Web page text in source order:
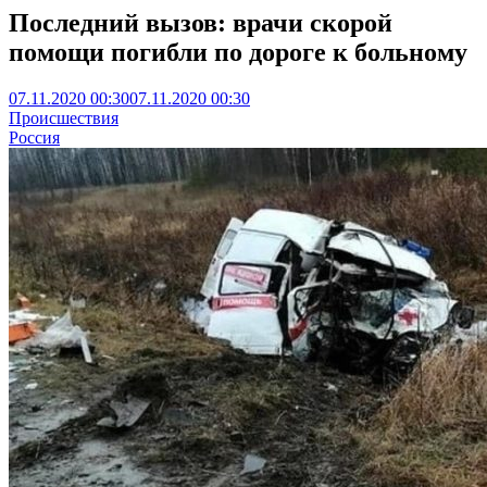
Последний вызов: врачи скорой
помощи погибли по дороге к больному
07.11.2020 00:3007.11.2020 00:30
Происшествия
Россия